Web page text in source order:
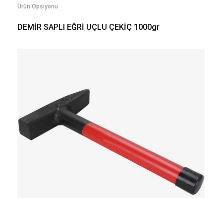
Ürün Opsiyonu
DEMİR SAPLI EĞRİ UÇLU ÇEKİÇ 1000gr